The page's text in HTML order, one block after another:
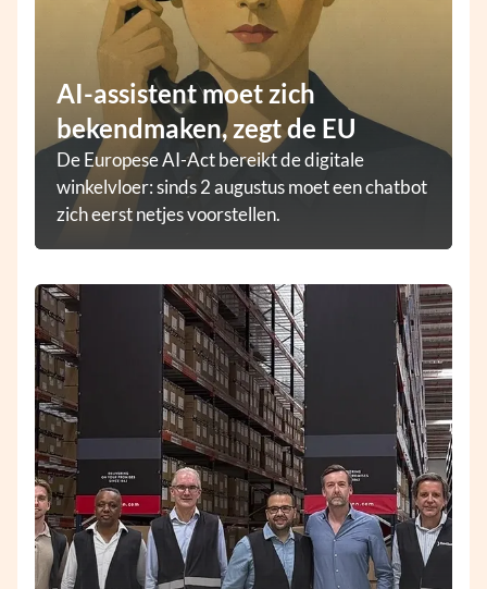
AI-assistent moet zich
bekendmaken, zegt de EU
De Europese AI-Act bereikt de digitale
winkelvloer: sinds 2 augustus moet een chatbot
zich eerst netjes voorstellen.